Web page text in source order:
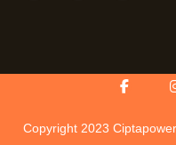
f
Copyright 2023